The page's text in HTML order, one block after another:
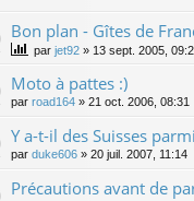
Bon plan - Gîtes de
par jet92 » 13 sept. 2005,
Moto à pattes :)
par road164 » 21 oct. 2006, 08:31
Y a-t-il des Suisses
par duke606 » 20 juil. 2007, 11:14
Précautions avant de